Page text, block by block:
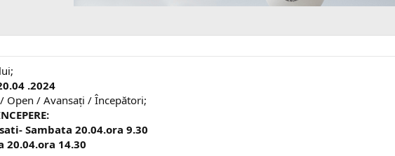
.2024
Open / Avansați / Începători;
Sambata 20.04.ora 9.30
20.04.ora 14.30